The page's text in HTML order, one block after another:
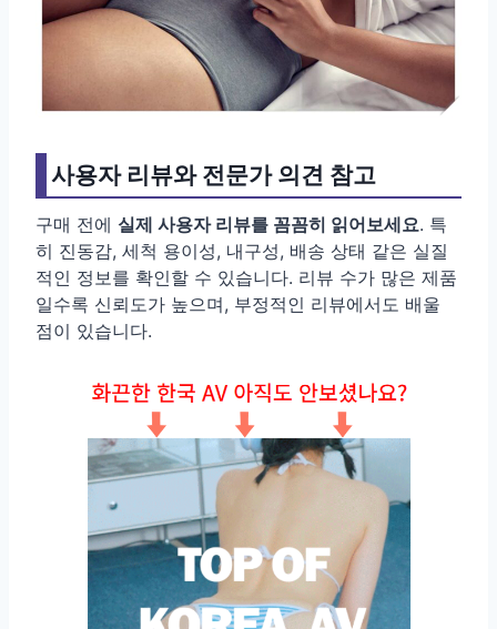
사용자 리뷰와 전문가 의견 참고
구매 전에 실제 사용자 리뷰를 꼼꼼히 읽어보세요. 특
히 진동감, 세척 용이성, 내구성, 배송 상태 같은 실질
적인 정보를 확인할 수 있습니다. 리뷰 수가 많은 제품
일수록 신뢰도가 높으며, 부정적인 리뷰에서도 배울
점이 있습니다.